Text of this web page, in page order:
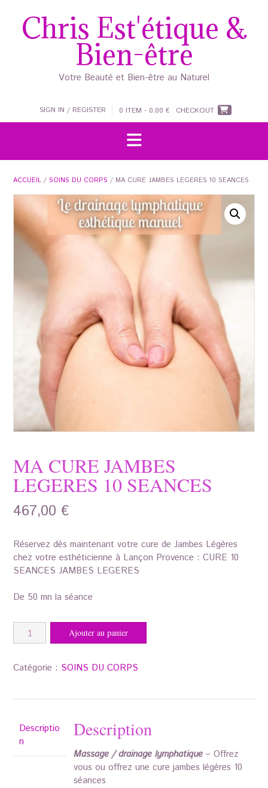
contentChris Est'étique &
Bien-être
Votre Beauté et Bien-être au Naturel
SIGN IN / REGISTER 0 ITEM - 0,00 € CHECKOUT
ACCUEIL / SOINS DU CORPS / MA CURE JAMBES LEGERES 10 SEANCES
MA CURE JAMBES
LEGERES 10 SEANCES
467,00 €
Réservez dès maintenant votre cure de Jambes Légères
chez votre esthéticienne à Lançon Provence : CURE 10
SEANCES JAMBES LEGERES
De 50 mn la séance
quantité
de
CURE
Ajouter au panier
Catégorie : SOINS DU CORPS
Descriptio
n
Description
Massage / drainage lymphatique– Offrez
vous ou offrez une cure jambes légères 10
séances